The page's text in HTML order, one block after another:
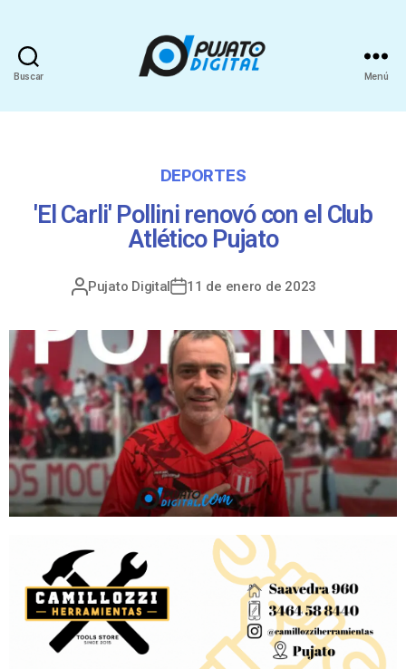
Buscar Menú
DEPORTES
'El Carli' Pollini renovó con el Club
Atlético Pujato
Pujato Digital 11 de enero de 2023